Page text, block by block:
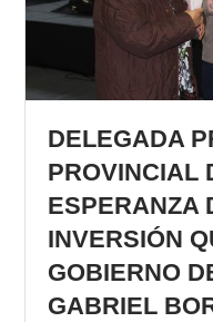
DELEGADA
PROVINCIAL
ESPERANZA
INVERSIÓN
GOBIERNO
GABRIEL